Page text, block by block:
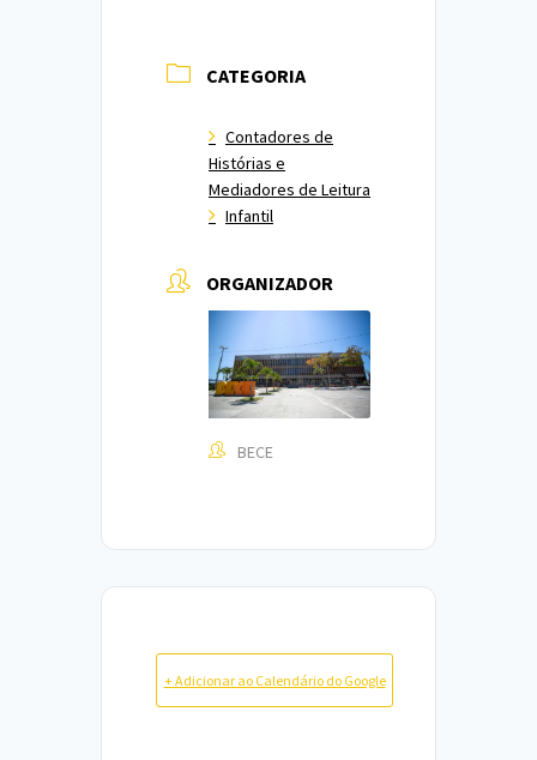
CATEGORIA
Contadores de
Histórias e
Mediadores de Leitura
Infantil
ORGANIZADOR
BECE
+ Adicionar ao Calendário do Google